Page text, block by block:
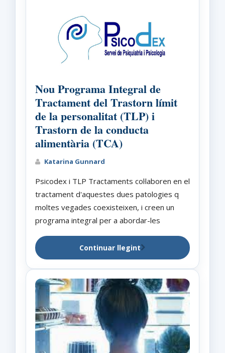
Nou Programa Integral de
Tractament del Trastorn límit
de la personalitat (TLP) i
Trastorn de la conducta
alimentària (TCA)
Katarina Gunnard
Psicodex i TLP Tractaments col·laboren en el
tractament d'aquestes dues patologies q
moltes vegades coexisteixen, i creen un
programa integral per a abordar-les
Continuar llegint